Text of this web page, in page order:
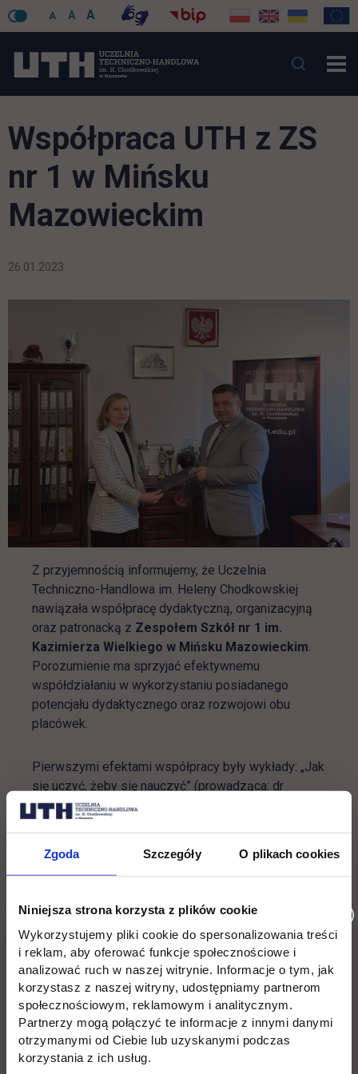
Zgoda Szczegóły O plikach cookies
Niniejsza strona korzysta z plików cookie
Wykorzystujemy pliki cookie do spersonalizowania treści
i reklam, aby oferować funkcje społecznościowe i
analizować ruch w naszej witrynie. Informacje o tym, jak
korzystasz z naszej witryny, udostępniamy partnerom
społecznościowym, reklamowym i analitycznym.
Partnerzy mogą połączyć te informacje z innymi danymi
otrzymanymi od Ciebie lub uzyskanymi podczas
korzystania z ich usług.
A A A
Współpraca UTH z ZS
nr 1 w Mińsku
Mazowieckim
26.01.2023
Z przyjemnością informujemy, że Uczelnia
Techniczno-Handlowa im. Heleny Chodkowskiej
nawiązała współpracę dydaktyczną, organizacyjną
oraz patronacką z Zespołem Szkół nr 1 im.
Kazimierza Wielkiego w Mińsku Mazowieckim.
Porozumienie ma sprzyjać efektywnemu
współdziałaniu w wykorzystaniu posiadanego
potencjału dydaktycznego oraz rozwojowi obu
placówek.
Pierwszymi efektami współpracy były wykłady: „Jak
się uczyć, żeby się nauczyć” (prowadząca: dr
Magdalena Ścigała) oraz „Gdzie się kończy wolność
słowa” (prowadząca: Aldona Ploch).
Projekt realizowany jest w ramach programu
odpowiedzialność nauki – Popularyzacja nauki i
promocja sportu.
Strona internetowa ZS nr 1 w Mińsku
Mazowieckim: zs1mm.home.pllink otwiera się w nowej